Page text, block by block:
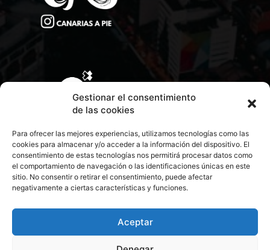
Gestionar el consentimiento
de las cookies
Para ofrecer las mejores experiencias, utilizamos tecnologías como las
cookies para almacenar y/o acceder a la información del dispositivo. El
consentimiento de estas tecnologías nos permitirá procesar datos como
el comportamiento de navegación o las identificaciones únicas en este
sitio. No consentir o retirar el consentimiento, puede afectar
negativamente a ciertas características y funciones.
Aceptar
CONTACTA CON NOSOTROS